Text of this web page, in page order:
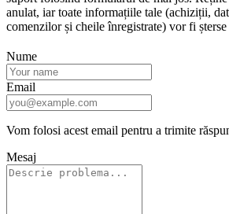
anulat, iar toate informațiile tale (achiziții,
comenzilor și cheile înregistrate) vor fi
Nume
Email
Vom folosi acest email pentru a trimite
Mesaj